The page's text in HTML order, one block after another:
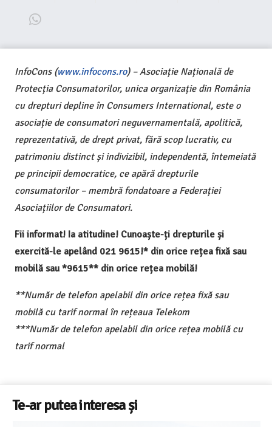
InfoCons (www.infocons.ro) – Asociație Națională de
Protecția Consumatorilor, unica organizație din România
cu drepturi depline în Consumers International, este o
asociație de consumatori neguvernamentală, apolitică,
reprezentativă, de drept privat, fără scop lucrativ, cu
patrimoniu distinct și indivizibil, independentă, întemeiată
pe principii democratice, ce apără drepturile
consumatorilor – membră fondatoare a Federației
Asociațiilor de Consumatori.
Fii informat! Ia atitudine! Cunoaște-ți drepturile și
exercită-le apelând 021 9615!* din orice rețea fixă sau
mobilă sau *9615** din orice rețea mobilă!
**Număr de telefon apelabil din orice rețea fixă sau
mobilă cu tarif normal în rețeaua Telekom
***Număr de telefon apelabil din orice rețea mobilă cu
tarif normal
Te-ar putea interesa și